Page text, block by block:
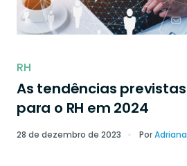
RH
As tendências previstas
para o RH em 2024
28 de dezembro de 2023 PorAdriana